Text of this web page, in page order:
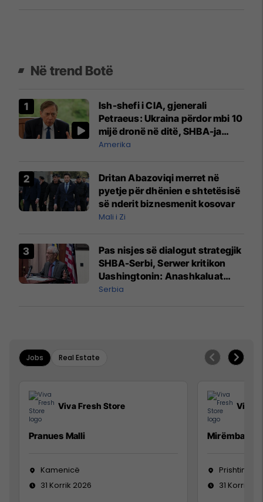
Në trend Botë
Ish-shefi i CIA, gjenerali
Petraeus: Ukraina përdor mbi 10
mijë dronë në ditë, SHBA-ja
mbetet shumë prapa në
Amerika
Dritan Abazoviqi merret në
pyetje për dhënien e shtetësisë
së nderit biznesmenit kosovar
Mali i Zi
Pas nisjes së dialogut strategjik
SHBA-Serbi, Serwer kritikon
Uashingtonin: Anashkaluat
Banjskën, sulmin ndaj KFOR-it
Serbia
Jobs Real Estate
Viva Fresh Store
Pranues Malli
Kamenicë
31 Korrik 2026
Viva
Prishtinë
31 Korrik